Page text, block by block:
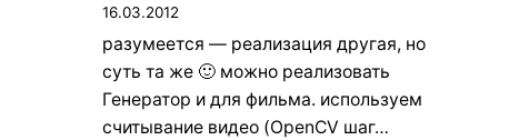
16.03.2012
разумеется — реализация другая, но
суть та же 🙂 можно реализовать
Генератор и для фильма. используем
считывание видео (OpenCV шаг…